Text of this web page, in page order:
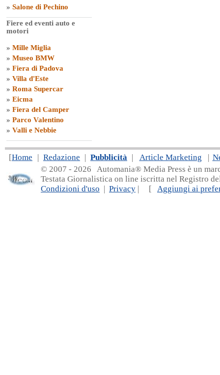
» Salone di Pechino
Fiere ed eventi auto e
motori
» Mille Miglia
» Museo BMW
» Fiera di Padova
» Villa d'Este
» Roma Supercar
» Eicma
» Fiera del Camper
» Parco Valentino
» Valli e Nebbie
[Home | Redazione | Pubblicità | Article Marketing |
© 2007 - 2026 Automania® Media Press è un
Testata Giornalistica on line iscritta nel Registro
Condizioni d'uso | Privacy | [ Aggiungi ai